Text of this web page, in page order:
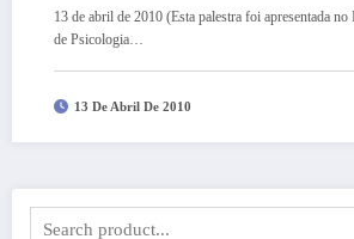
13 de abril de 2010 (Esta palestra foi apresentada
de Psicologia…
13 De Abril De 2010